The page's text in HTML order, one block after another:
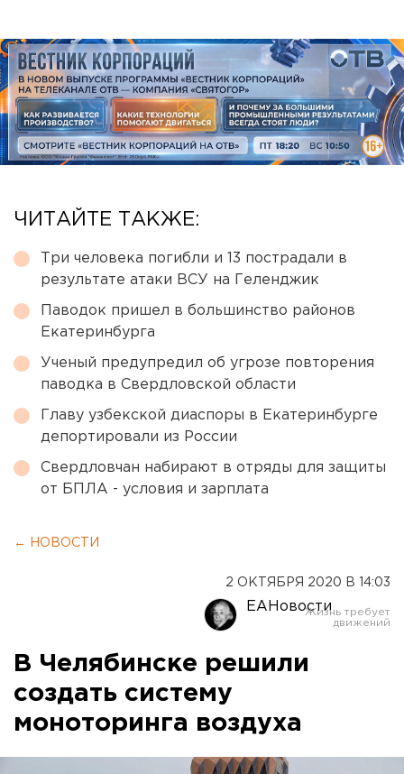
ЧИТАЙТЕ ТАКЖЕ:
Три человека погибли и 13 пострадали в
результате атаки ВСУ на Геленджик
Паводок пришел в большинство районов
Екатеринбурга
Ученый предупредил об угрозе повторения
паводка в Свердловской области
Главу узбекской диаспоры в Екатеринбурге
депортировали из России
Свердловчан набирают в отряды для защиты
от БПЛА - условия и зарплата
← НОВОСТИ
2 ОКТЯБРЯ 2020 В 14:03
ЕАНовости
В Челябинске решили
создать систему
моноторинга воздуха